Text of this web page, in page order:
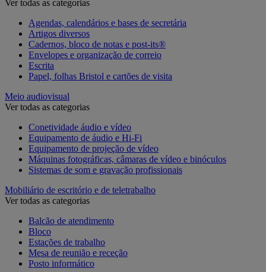
Ver todas as categorias
Agendas, calendários e bases de secretária
Artigos diversos
Cadernos, bloco de notas e post-its®
Envelopes e organização de correio
Escrita
Papel, folhas Bristol e cartões de visita
Meio audiovisual
Ver todas as categorias
Conetividade áudio e vídeo
Equipamento de áudio e Hi-Fi
Equipamento de projeção de vídeo
Máquinas fotográficas, câmaras de vídeo e binóculos
Sistemas de som e gravação profissionais
Mobiliário de escritório e de teletrabalho
Ver todas as categorias
Balcão de atendimento
Bloco
Estações de trabalho
Mesa de reunião e receção
Posto informático